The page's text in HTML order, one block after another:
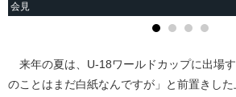
会見
来年の夏は、U-18ワールドカップに出場
のことはまだ白紙なんですが」と前置きし